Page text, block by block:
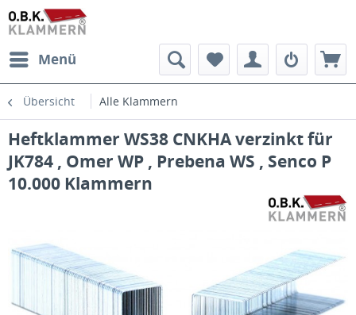
Menü
Übersicht Alle Klammern
Heftklammer WS38 CNKHA verzinkt für
JK784 , Omer WP , Prebena WS , Senco P
10.000 Klammern